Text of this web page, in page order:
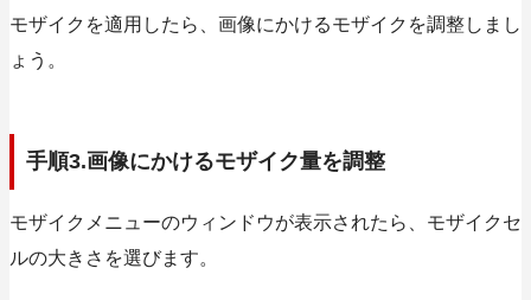
モザイクを適用したら、画像にかけるモザイクを調整しまし
ょう。
手順3.画像にかけるモザイク量を調整
モザイクメニューのウィンドウが表示されたら、モザイクセ
ルの大きさを選びます。